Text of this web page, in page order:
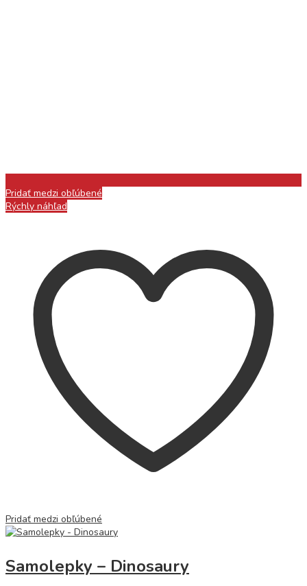
Pridať medzi obľúbené
Rýchly náhľad
Pridať medzi obľúbené
Samolepky – Dinosaury